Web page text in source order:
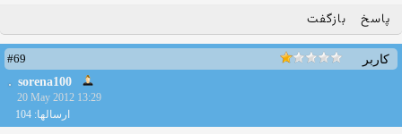
پاسخ بازگفت
کاربر
#69
sorena100
20 May 2012 13:29
ارسالها: 104